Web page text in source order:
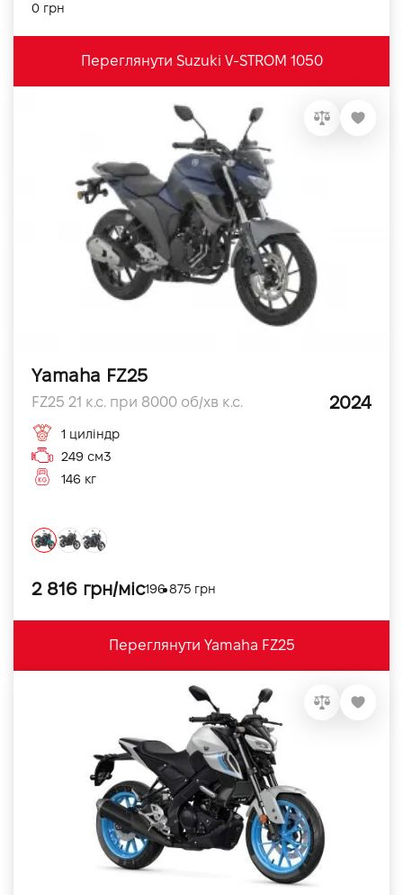
0 грн
Переглянути Suzuki V-STROM 1050
Yamaha FZ25
FZ25 21 к.с. при 8000 об/хв к.с. 2024
1 циліндр
249 см3
146 кг
2 816 грн/міс196 875 грн
Переглянути Yamaha FZ25